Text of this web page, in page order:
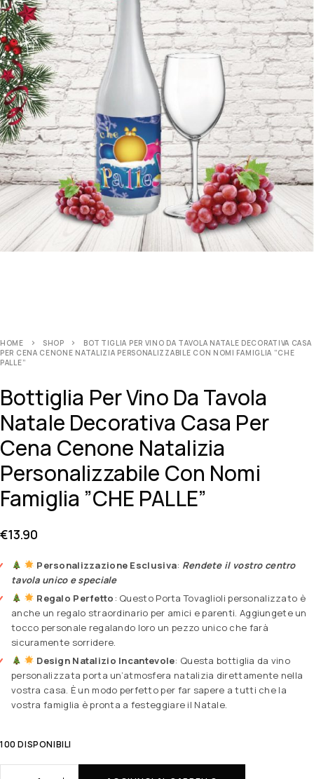
HOME SHOP
BOTTIGLIA PER VINO DA TAVOLA NATALE DECORATIVA CASA
PER CENA CENONE NATALIZIA PERSONALIZZABILE CON NOMI FAMIGLIA ”CHE
PALLE”
Bottiglia Per Vino Da Tavola
Natale Decorativa Casa Per
Cena Cenone Natalizia
Personalizzabile Con Nomi
Famiglia ”CHE PALLE”
€13.90
Personalizzazione Esclusiva: Rendete il vostro centro
tavola unico e speciale
Regalo Perfetto : Questo Porta Tovaglioli personalizzato è
anche un regalo straordinario per amici e parenti. Aggiungete un
tocco personale regalando loro un pezzo unico che farà
sicuramente sorridere.
Design Natalizio Incantevole: Questa bottiglia da vino
personalizzata porta un’atmosfera natalizia direttamente nella
vostra casa. È un modo perfetto per far sapere a tutti che la
vostra famiglia è pronta a festeggiare il Natale.
100 DISPONIBILI